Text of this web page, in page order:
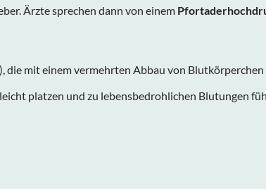
Ärzte sprechen dann von einem
die mit einem vermehrten Abbau von
platzen und zu lebensbedrohlichen Blutungen